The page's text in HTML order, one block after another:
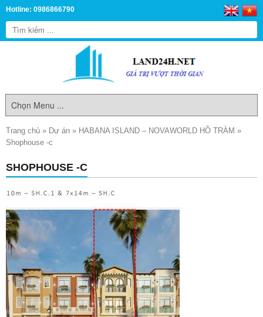
Hotline: 0986866790
Trang chủ » Dự án » HABANA ISLAND – NOVAWORLD HỒ TRÀM »
Shophouse -c
SHOPHOUSE -C